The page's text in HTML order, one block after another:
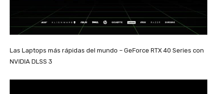
Las Laptops más rápidas del mundo – GeForce RTX 40 Series con
NVIDIA DLSS 3